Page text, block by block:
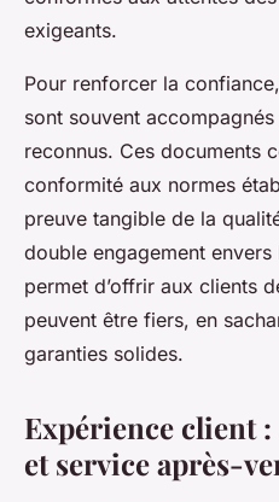
exigeants.
Pour renforcer la
sont souvent
reconnus. Ces documents
conformité aux normes
preuve tangible de la
double engagement envers
permet d’offrir aux clients
peuvent être fiers, en
garanties solides.
Expérience client
et service après-